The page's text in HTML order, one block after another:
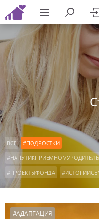
ВСЕ
#ПОДРОСТКИ
#ПРОЕКТЫФОНДА
#ВОСПИТАНИЕ
#ДЕТСКИЕДОМА
#КОНСУЛЬТАЦИИРОДИТЕЛЕЙ
#ДЕТИСИРОТЫ
#АДАПТАЦИЯ